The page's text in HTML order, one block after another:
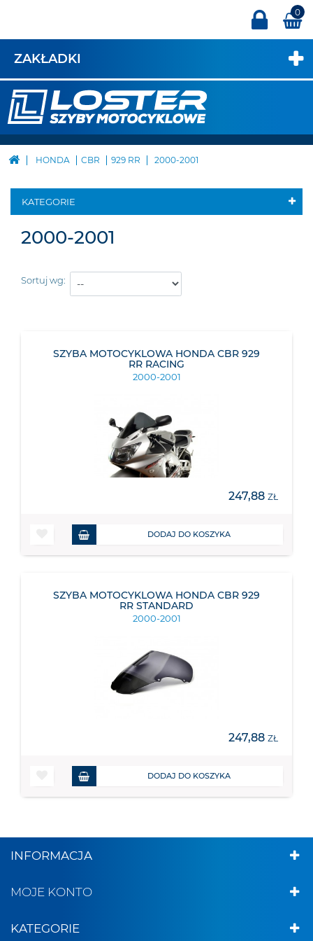
0
ZAKŁADKI
HONDA CBR 929 RR 2000-2001
KATEGORIE
2000-2001
Sortuj wg:
SZYBA MOTOCYKLOWA HONDA CBR 929
RR RACING
2000-2001
247,88 ZŁ
DODAJ DO KOSZYKA
SZYBA MOTOCYKLOWA HONDA CBR 929
RR STANDARD
2000-2001
247,88 ZŁ
DODAJ DO KOSZYKA
INFORMACJA
MOJE KONTO
KATEGORIE